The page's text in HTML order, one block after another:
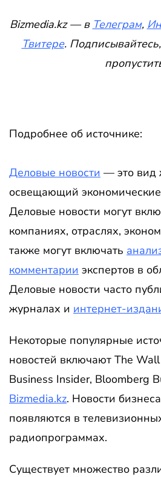
Bizmedia.kz — в Телеграм,
Твитере.
Подробнее об источнике:
Деловые новости — это вид
освещающий
Деловые новости могут
компаниях, отраслях,
также могут включать
комментарии экспертов в
Деловые новости часто
журналах и интернет-
Некоторые популярные
новостей включают The
Business Insider, Bloomberg
Bizmedia.kz. Новости
появляются в
радиопрограммах.
Существует множество